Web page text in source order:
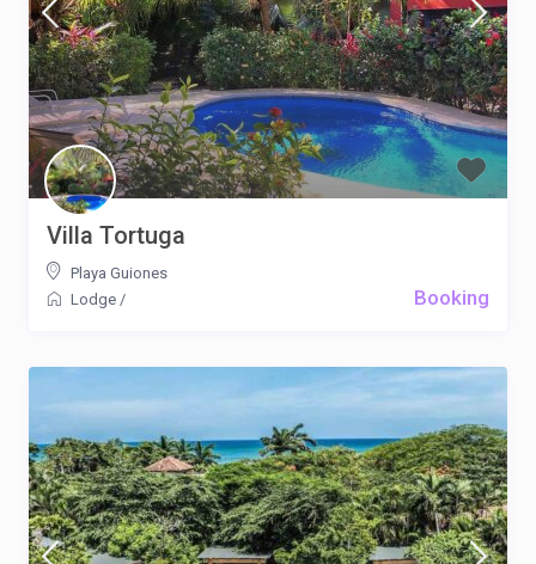
Booking
Villa Tortuga
Playa Guiones
Lodge /